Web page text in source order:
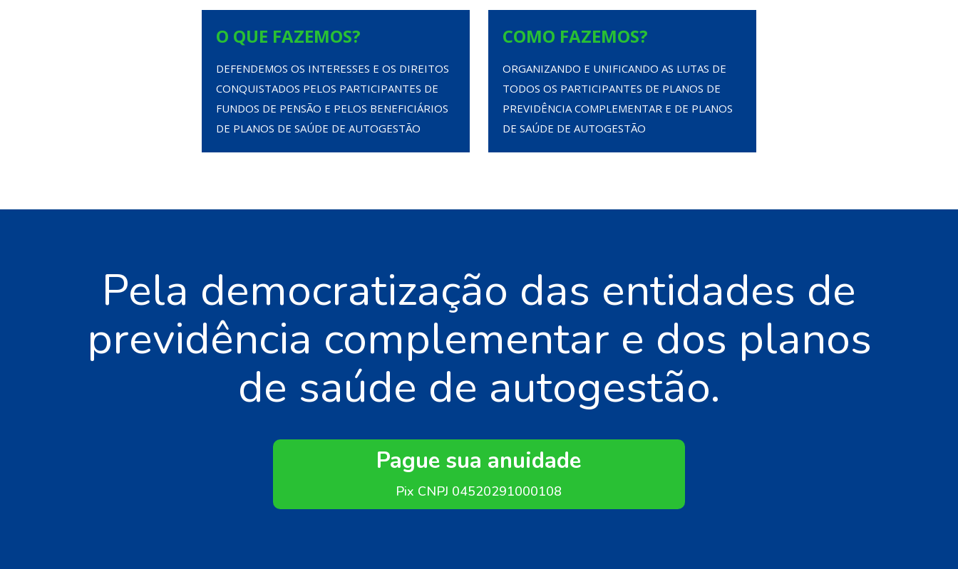
O QUE FAZEMOS?
DEFENDEMOS OS INTERESSES E OS DIREITOS
CONQUISTADOS PELOS PARTICIPANTES DE
FUNDOS DE PENSÃO E PELOS BENEFICIÁRIOS
DE PLANOS DE SAÚDE DE AUTOGESTÃO
COMO FAZEMOS?
ORGANIZANDO E UNIFICANDO AS LUTAS DE
TODOS OS PARTICIPANTES DE PLANOS DE
PREVIDÊNCIA COMPLEMENTAR E DE PLANOS
DE SAÚDE DE AUTOGESTÃO
Pela democratização das entidades de
previdência complementar e dos planos
de saúde de autogestão.
Pague sua anuidade
Pix CNPJ 04520291000108